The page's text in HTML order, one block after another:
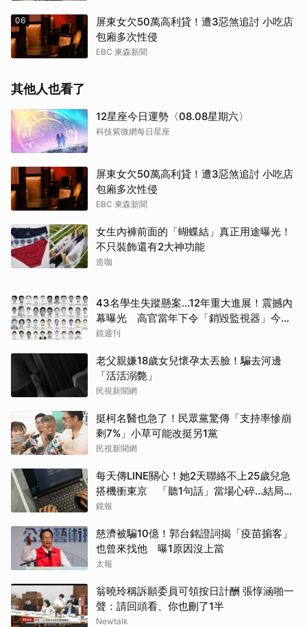
06
屏東女欠50萬高利貸！遭3惡煞追討 小吃店
包廂多次性侵
EBC 東森新聞
其他人也看了
12星座今日運勢〈08.08星期六〉
科技紫微網每日星座
屏東女欠50萬高利貸！遭3惡煞追討 小吃店
包廂多次性侵
EBC 東森新聞
女生內褲前面的「蝴蝶結」真正用途曝光！
不只裝飾還有2大神功能
造咖
43名學生失蹤懸案...12年重大進展！震撼內
幕曝光 高官當年下令「銷毀監視器」今遭
逮
鏡週刊
老父親嫌18歲女兒懷孕太丟臉！騙去河邊
「活活溺斃」
民視新聞網
挺柯名醫也急了！民眾黨驚傳「支持率慘崩
剩7%」小草可能改挺另1黨
民視新聞網
每天傳LINE關心！她2天聯絡不上25歲兒急
搭機衝東京 「聽1句話」當場心碎...結局看
哭網
鏡報
慈濟被騙10億！郭台銘證詞揭「疫苗掮客」
也曾來找他 曝1原因沒上當
太報
翁曉玲稱訴願委員可領按日計酬 張惇涵啪一
聲：請回頭看、你也刪了1半
Newtalk